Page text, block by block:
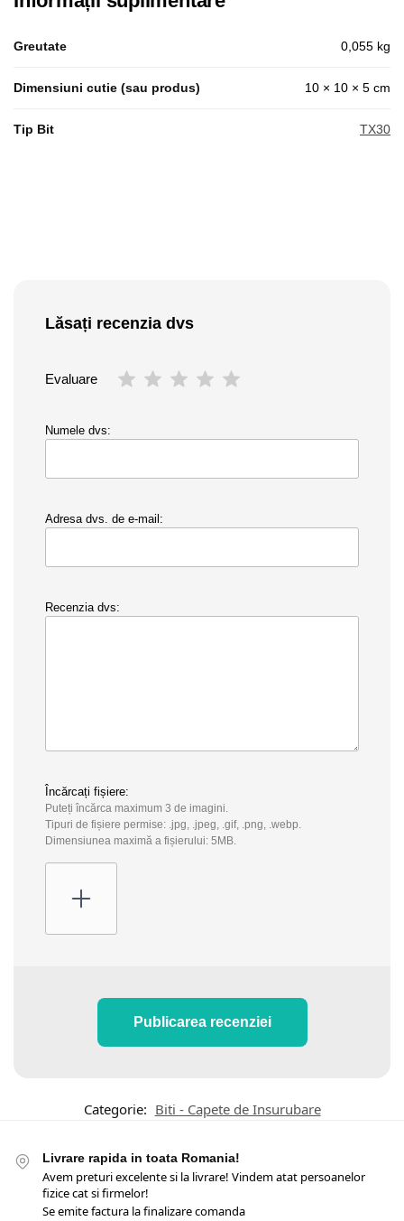
Greutate 0,055 kg
Dimensiuni cutie (sau produs) 10 × 10 × 5 cm
Tip Bit TX30
Lăsați recenzia dvs
Evaluare
Numele dvs:
Adresa dvs. de e-mail:
Recenzia dvs:
Încărcați fișiere:
Puteți încărca maximum 3 de imagini.
Tipuri de fișiere permise: .jpg, .jpeg, .gif, .png, .webp.
Dimensiunea maximă a fișierului: 5MB.
Publicarea recenziei
Categorie: Biti - Capete de Insurubare
Livrare rapida in toata Romania!
Avem preturi excelente si la livrare! Vindem atat persoanelor
fizice cat si firmelor!
Se emite factura la finalizare comanda